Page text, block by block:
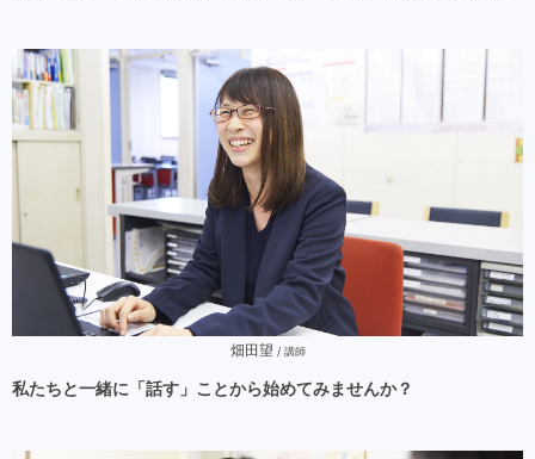
畑田望 / 講師
私たちと一緒に「話す」ことから始めてみませんか？